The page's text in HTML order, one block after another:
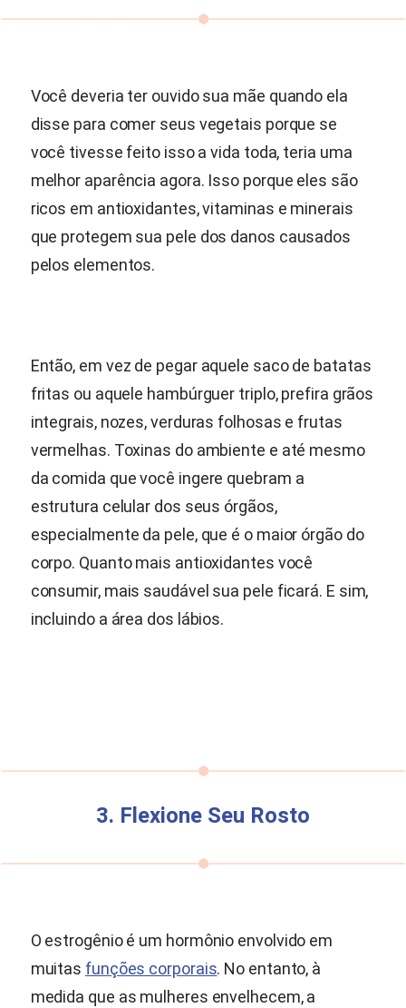
Você deveria ter ouvido sua mãe quando ela
disse para comer seus vegetais porque se
você tivesse feito isso a vida toda, teria uma
melhor aparência agora. Isso porque eles são
ricos em antioxidantes, vitaminas e minerais
que protegem sua pele dos danos causados
pelos elementos.
Então, em vez de pegar aquele saco de batatas
fritas ou aquele hambúrguer triplo, prefira grãos
integrais, nozes, verduras folhosas e frutas
vermelhas. Toxinas do ambiente e até mesmo
da comida que você ingere quebram a
estrutura celular dos seus órgãos,
especialmente da pele, que é o maior órgão do
corpo. Quanto mais antioxidantes você
consumir, mais saudável sua pele ficará. E sim,
incluindo a área dos lábios.
3. Flexione Seu Rosto
O estrogênio é um hormônio envolvido em
muitas funções corporais. No entanto, à
medida que as mulheres envelhecem, a